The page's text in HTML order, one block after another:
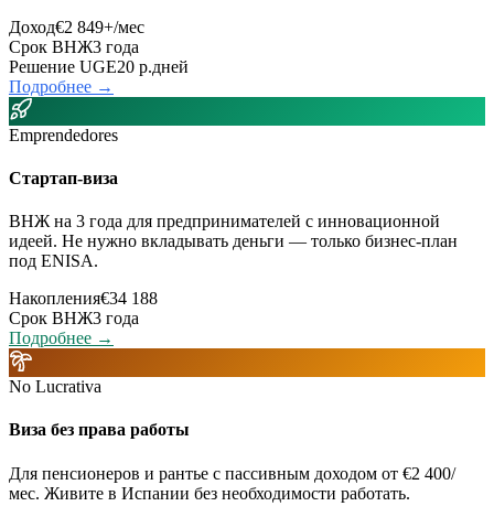
Доход€2 849+/мес
Срок ВНЖ3 года
Решение UGE20 р.дней
Подробнее →
Emprendedores
Стартап-виза
ВНЖ на 3 года для предпринимателей с инновационной
идеей. Не нужно вкладывать деньги — только бизнес-план
под ENISA.
Накопления€34 188
Срок ВНЖ3 года
Подробнее →
No Lucrativa
Виза без права работы
Для пенсионеров и рантье с пассивным доходом от €2 400/
мес. Живите в Испании без необходимости работать.